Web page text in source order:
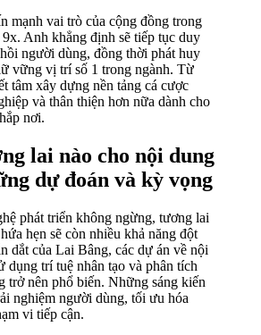
mạnh vai trò của cộng đồng trong
Anh khẳng định sẽ tiếp tục duy
người dùng, đồng thời phát huy
vững vị trí số 1 trong ngành. Từ
tâm xây dựng nền tảng cá cược
và thân thiện hơn nữa dành cho
nơi.
lai nào cho nội dung
dự đoán và kỳ vọng
phát triển không ngừng, tương lai
hẹn sẽ còn nhiều khả năng đột
dắt của Lai Bâng, các dự án về nội
dụng trí tuệ nhân tạo và phân tích
trở nên phổ biến. Những sáng kiến
nghiệm người dùng, tối ưu hóa
vi tiếp cận.